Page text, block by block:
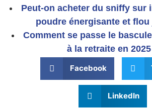
Peut-on acheter du sniffy sur
poudre énergisante et
Comment se passe le
à la retraite en
Facebook
LinkedIn